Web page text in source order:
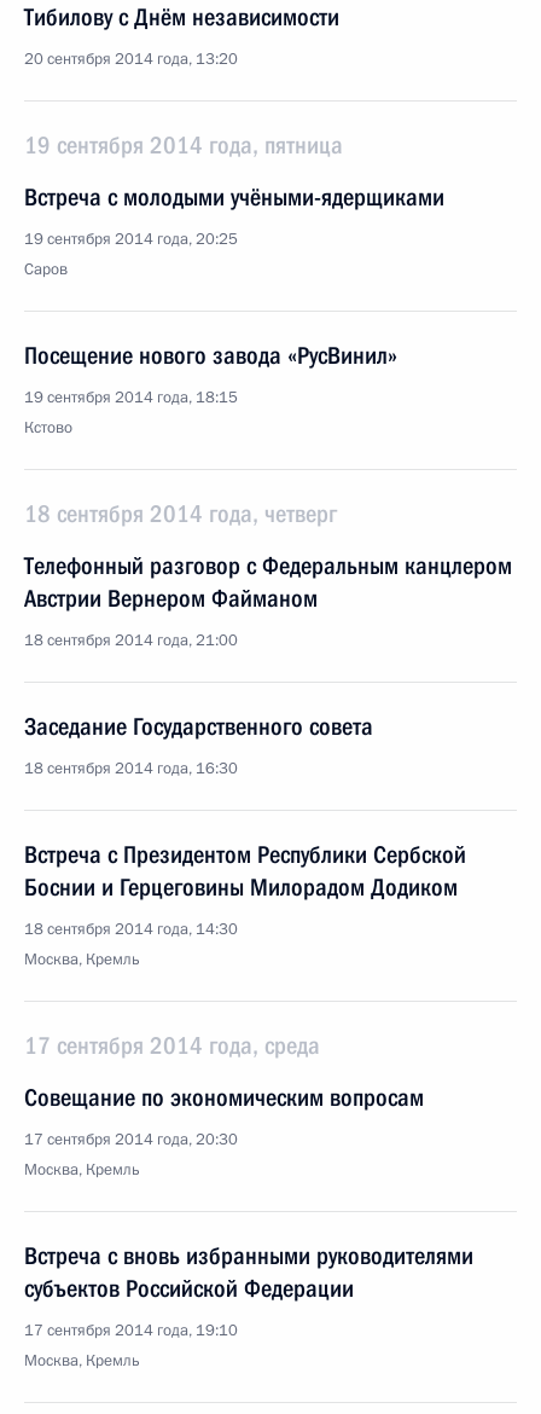
Тибилову с Днём независимости
20 сентября 2014 года, 13:20
19 сентября 2014 года, пятница
Встреча с молодыми учёными-ядерщиками
19 сентября 2014 года, 20:25
Саров
Посещение нового завода «РусВинил»
19 сентября 2014 года, 18:15
Кстово
18 сентября 2014 года, четверг
Телефонный разговор с Федеральным канцлером
Австрии Вернером Файманом
18 сентября 2014 года, 21:00
Заседание Государственного совета
18 сентября 2014 года, 16:30
Встреча с Президентом Республики Сербской
Боснии и Герцеговины Милорадом Додиком
18 сентября 2014 года, 14:30
Москва, Кремль
17 сентября 2014 года, среда
Совещание по экономическим вопросам
17 сентября 2014 года, 20:30
Москва, Кремль
Встреча с вновь избранными руководителями
субъектов Российской Федерации
17 сентября 2014 года, 19:10
Москва, Кремль